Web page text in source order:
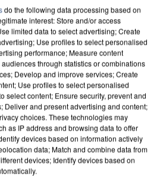
do the following data processing based on
interest: Store and/or access
limited data to select advertising; Create
Use profiles to select personalised
performance; Measure content
through statistics or combinations
Develop and improve services; Create
Use profiles to select personalised
select content; Ensure security, prevent and
Deliver and present advertising and content;
choices. These technologies may
as IP address and browsing data to offer
devices based on information actively
data; Match and combine data from
devices; Identify devices based on